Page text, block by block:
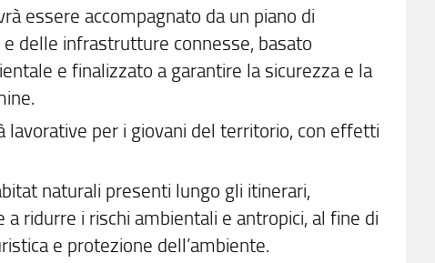
essere accompagnato da un piano di
delle infrastrutture connesse, basato
e finalizzato a garantire la sicurezza e la
per i giovani del territorio, con effetti
naturali presenti lungo gli itinerari,
ridurre i rischi ambientali e antropici, al fine di
e protezione dell’ambiente.